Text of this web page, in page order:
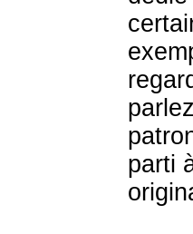
parti